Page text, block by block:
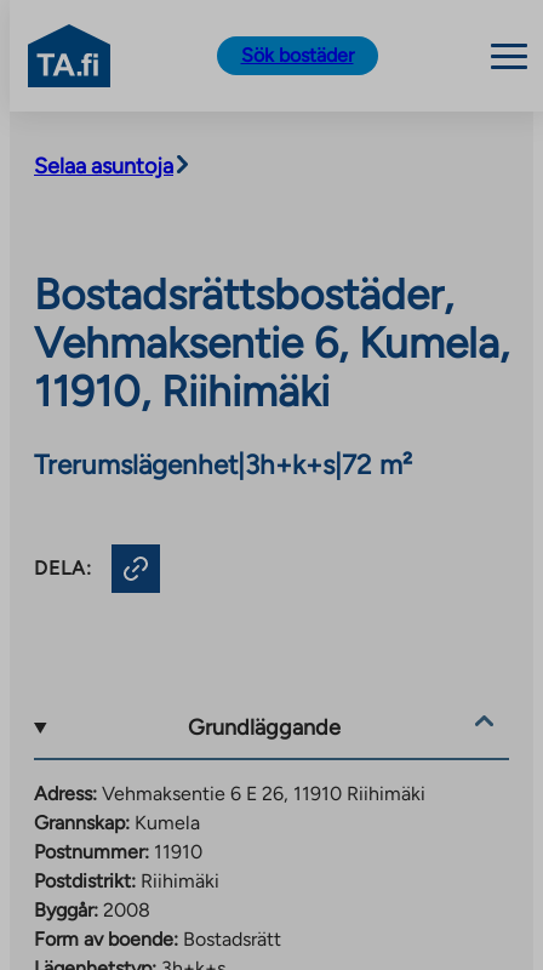
content
TA.fi
Sök bostäder
Selaa asuntoja
Bostadsrättsbostäder,
Vehmaksentie 6, Kumela,
11910, Riihimäki
Trerumslägenhet| 3h+k+s| 72 m²
DELA:
Grundläggande
Adress: Vehmaksentie 6 E 26, 11910 Riihimäki
Grannskap: Kumela
Postnummer: 11910
Postdistrikt: Riihimäki
Byggår: 2008
Form av boende: Bostadsrätt